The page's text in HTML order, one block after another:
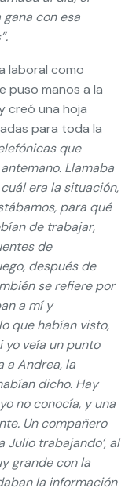
con esa
laboral como
puso manos a la
creó una hoja
para toda la
que
Llamaba
era la situación,
para qué
de trabajar,
de
después de
se refiere por
a mí y
que habían visto,
yo veía un punto
a Andrea, la
dicho. Hay
no conocía, y una
Un compañero
Julio trabajando’, al
grande con la
la información